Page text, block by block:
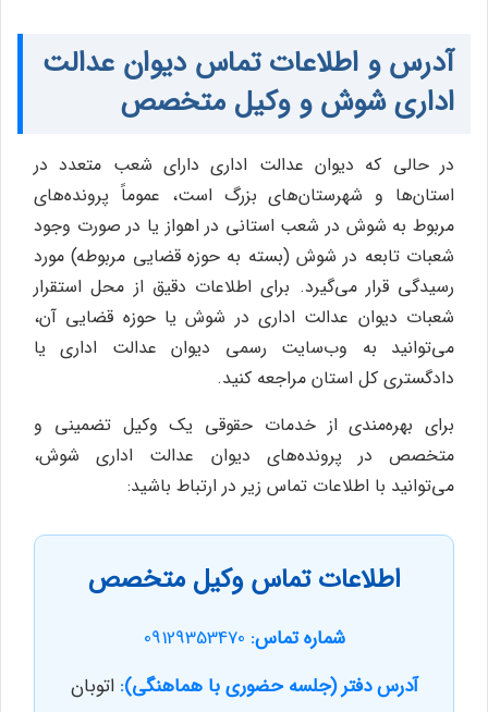
آدرس و اطلاعات تماس دیوان عدالت
اداری شوش و وکیل متخصص
در حالی که دیوان عدالت اداری دارای شعب متعدد در
استان‌ها و شهرستان‌های بزرگ است، عموماً پرونده‌های
مربوط به شوش در شعب استانی در اهواز یا در صورت وجود
شعبات تابعه در شوش (بسته به حوزه قضایی مربوطه) مورد
رسیدگی قرار می‌گیرد. برای اطلاعات دقیق از محل استقرار
شعبات دیوان عدالت اداری در شوش یا حوزه قضایی آن،
می‌توانید به وب‌سایت رسمی دیوان عدالت اداری یا
دادگستری کل استان مراجعه کنید.
برای بهره‌مندی از خدمات حقوقی یک وکیل تضمینی و
متخصص در پرونده‌های دیوان عدالت اداری شوش،
می‌توانید با اطلاعات تماس زیر در ارتباط باشید:
اطلاعات تماس وکیل متخصص
شماره تماس: 09129353470
آدرس دفتر (جلسه حضوری با هماهنگی): اتوبان